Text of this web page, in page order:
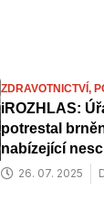
ZDRAVOTNICTVÍ,
iROZHLAS:
potrestal
nabízející
26. 07. 2025